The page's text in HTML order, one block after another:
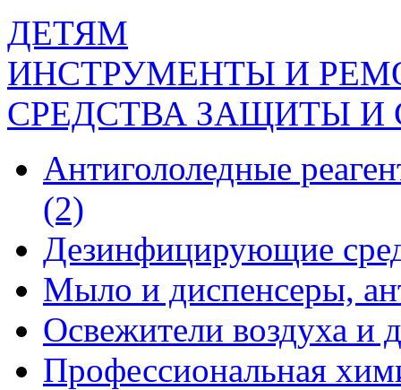
ДЕТЯМ
ИНСТРУМЕНТЫ И
СРЕДСТВА ЗАЩИТЫ
Антигололедные
(2)
Дезинфицирующие
Мыло и диспенсеры,
Освежители воздуха и
Профессиональная